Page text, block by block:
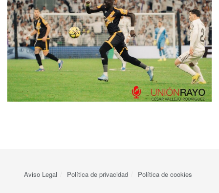
Aviso Legal Política de privacidad Política de cookies